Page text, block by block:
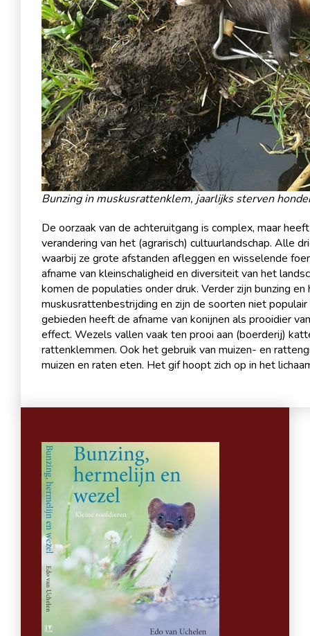
Bunzing in muskusrattenklem, jaarlijks sterven
De oorzaak van de achteruitgang is complex, maar
verandering van het (agrarisch) cultuurlandschap. Alle
waarbij ze grote afstanden afleggen en wisselende
afname van kleinschaligheid en diversiteit van het
komen de populaties onder druk. Verder zijn bunzing
muskusrattenbestrijding en zijn de soorten niet
gebieden heeft de afname van konijnen als prooidier
effect. Wezels vallen vaak ten prooi aan (boerderij)
rattenklemmen. Ook het gebruik van muizen- en
muizen en raten eten. Het gif hoopt zich op in het